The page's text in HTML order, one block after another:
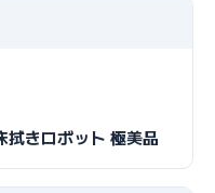
きロボット 極美品